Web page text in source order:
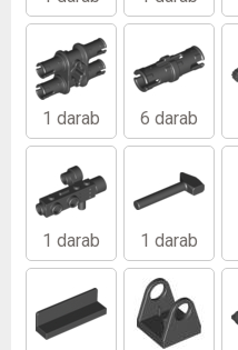
1 darab 6 darab
1 darab 1 darab